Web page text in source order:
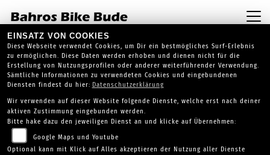
EINSATZ VON COOKIES
Diese Webseite verwendet Cookies, um Dir ein bestmögliches Surf-Erlebnis
zu ermöglichen. Diese Daten werden erhoben und dienen nicht für die
Erstellung von Nutzungsprofilen oder anderer weiterführender Verwendung.
Sämtliche Informationen zu verwendeten Cookies und eingebundenen
Diensten findest du hier: Datenschutzerklärung
Wir verwenden auf dieser Website folgende Dienste, welche erst nach deiner
aktiven Zustimmung eingebunden werden.
Bitte hake dazu den jeweiligen Dienst an und klicke auf Übernehmen:
Google Maps und Youtube
Optional kann mit Klick auf Alles akzeptieren der Nutzung aller Dienste